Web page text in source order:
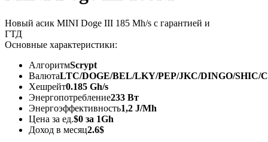
Новый асик MINI Doge III 185 Mh/s с гарантией и
ГТД
Основные характеристики:
АлгоритмScrypt
ВалютаLTC/DOGE/BEL/LKY/PEP/JKC/DINGO/SHIC/
Хешрейт0.185 Gh/s
Энергопотребление233 Вт
Энергоэффективность1,2 J/Mh
Цена за ед.$0 за 1Gh
Доход в месяц2.6$